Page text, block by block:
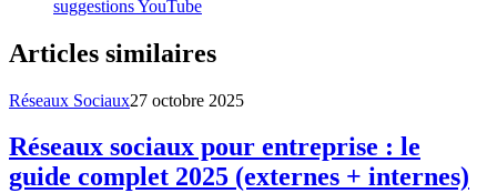
suggestions YouTube
Articles similaires
Réseaux Sociaux27 octobre 2025
Réseaux sociaux pour entreprise : le
guide complet 2025 (externes + internes)